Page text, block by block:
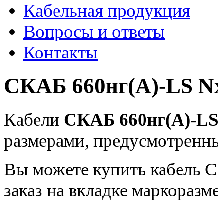
Кабельная продукция
Вопросы и ответы
Контакты
СКАБ 660нг(А)-LS
Кабели СКАБ 660нг(А)-LS
размерами,
Вы можете купить
заказ на вкладке